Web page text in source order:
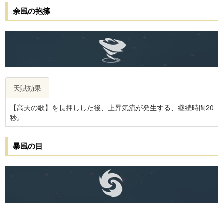
余風の抱擁
天賦効果
【高天の歌】を長押しした後、上昇気流が発生する、継続時間20
秒。
暴風の目